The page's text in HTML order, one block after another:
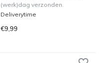
(werk)dag verzonden.
Deliverytime
€9,99